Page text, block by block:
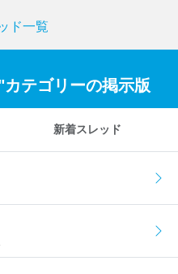
ド一覧
カテゴリーの掲示版
新着スレッド